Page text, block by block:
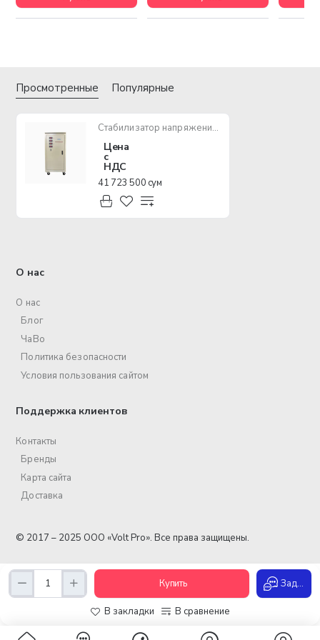
Купить Задать вопрос
В закладки В сравнение
Просмотренные Популярные
Стабилизатор напряжения ANDELI SBW 100K-3 (380V) 305-456V
Цена
с
НДС
41 723 500 сум
О нас
О нас
Блог
ЧаВо
Политика безопасности
Условия пользования сайтом
Поддержка клиентов
Контакты
Бренды
Карта сайта
Доставка
© 2017 – 2025 ООО «Volt Pro». Все права защищены.